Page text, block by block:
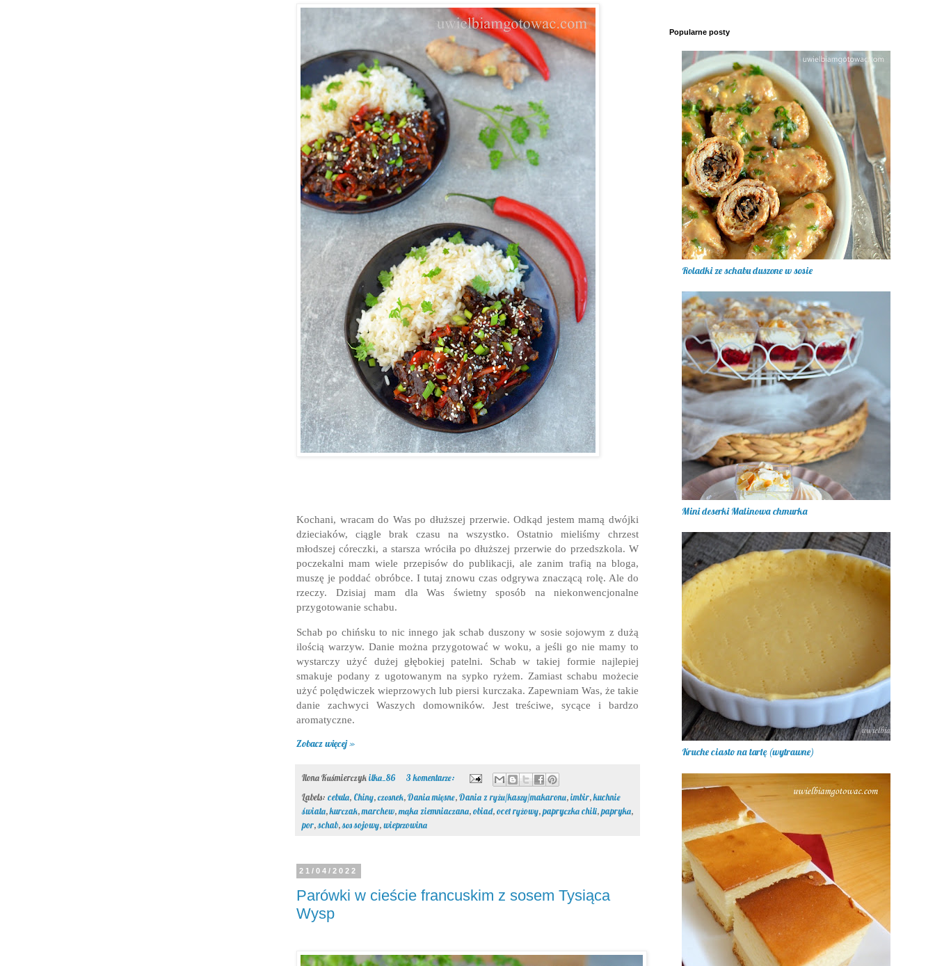
Kochani, wracam do Was po dłuższej przerwie. Odkąd jestem mamą dwójki
dzieciaków, ciągle brak czasu na wszystko. Ostatnio mieliśmy chrzest
młodszej córeczki, a starsza wróciła po dłuższej przerwie do przedszkola. W
poczekalni mam wiele przepisów do publikacji, ale zanim trafią na bloga,
muszę je poddać obróbce. I tutaj znowu czas odgrywa znaczącą rolę. Ale do
rzeczy. Dzisiaj mam dla Was świetny sposób na niekonwencjonalne
przygotowanie schabu.
Schab po chińsku to nic innego jak schab duszony w sosie sojowym z dużą
ilością warzyw. Danie można przygotować w woku, a jeśli go nie mamy to
wystarczy użyć dużej głębokiej patelni. Schab w takiej formie najlepiej
smakuje podany z ugotowanym na sypko ryżem. Zamiast schabu możecie
użyć polędwiczek wieprzowych lub piersi kurczaka. Zapewniam Was, że takie
danie zachwyci Waszych domowników. Jest treściwe, sycące i bardzo
aromatyczne.
Zobacz więcej »
Ilona Kuśmierczykilka_86
3 komentarze:
Labels: cebula, Chiny,czosnek,Dania mięsne,Dania z ryżu/kaszy/makaronu,imbir,kuchnie
świata,kurczak,marchew,mąka ziemniaczana,obiad,ocet ryżowy,papryczka chili,papryka,
por,schab,sos sojowy,wieprzowina
21/04/2022
Parówki w cieście francuskim z sosem Tysiąca
Wysp
Popularne posty
Roladki ze schabu duszone w sosie
Mini deserki Malinowa chmurka
Kruche ciasto na tartę (wytrawne)